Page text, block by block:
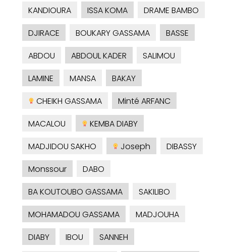
KANDIOURA
ISSA KOMA
DRAME BAMBO
DJIRACE
BOUKARY GASSAMA
BASSE
ABDOU
ABDOUL KADER
SALIMOU
LAMINE
MANSA
BAKAY
CHEIKH GASSAMA
Minté ARFANC
MACALOU
KEMBA DIABY
MADJIDOU SAKHO
Joseph
DIBASSY
Monssour
DABO
BA KOUTOUBO GASSAMA
SAKILIBO
MOHAMADOU GASSAMA
MADJOUHA
DIABY
IBOU
SANNEH